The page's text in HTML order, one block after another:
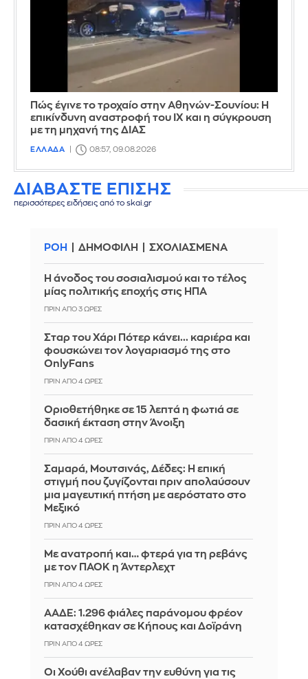
Πώς έγινε το τροχαίο στην Αθηνών-Σουνίου: Η
επικίνδυνη αναστροφή του ΙΧ και η σύγκρουση
με τη μηχανή της ΔΙΑΣ
ΕΛΛΑΔΑ 08:57, 09.08.2026
ΔΙΑΒΑΣΤΕ ΕΠΙΣΗΣ
περισσότερες ειδήσεις από το skai.gr
ΡΟΗ ΔΗΜΟΦΙΛΗ ΣΧΟΛΙΑΣΜΕΝΑ
Η άνοδος του σοσιαλισμού και το τέλος
μίας πολιτικής εποχής στις ΗΠΑ
ΠΡΙΝ ΑΠΌ 3 ΏΡΕΣ
Σταρ του Χάρι Πότερ κάνει... καριέρα και
φουσκώνει τον λογαριασμό της στο
OnlyFans
ΠΡΙΝ ΑΠΌ 4 ΏΡΕΣ
Οριοθετήθηκε σε 15 λεπτά η φωτιά σε
δασική έκταση στην Άνοιξη
ΠΡΙΝ ΑΠΌ 4 ΏΡΕΣ
Σαμαρά, Μουτσινάς, Δέδες: Η επική
στιγμή που ζυγίζονται πριν απολαύσουν
μια μαγευτική πτήση με αερόστατο στο
Μεξικό
ΠΡΙΝ ΑΠΌ 4 ΏΡΕΣ
Με ανατροπή και… φτερά για τη ρεβάνς
με τον ΠΑΟΚ η Άντερλεχτ
ΠΡΙΝ ΑΠΌ 4 ΏΡΕΣ
ΑΑΔΕ: 1.296 φιάλες παράνομου φρέον
κατασχέθηκαν σε Κήπους και Δοϊράνη
ΠΡΙΝ ΑΠΌ 4 ΏΡΕΣ
Οι Χούθι ανέλαβαν την ευθύνη για τις